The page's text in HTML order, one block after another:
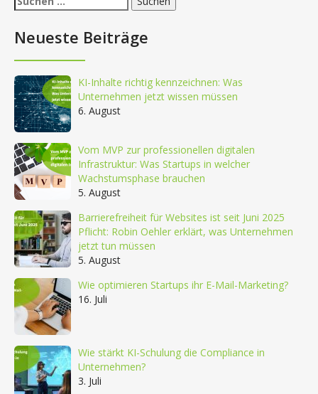
nach:
Neueste Beiträge
KI-Inhalte richtig kennzeichnen: Was
Unternehmen jetzt wissen müssen
6. August
Vom MVP zur professionellen digitalen
Infrastruktur: Was Startups in welcher
Wachstumsphase brauchen
5. August
Barrierefreiheit für Websites ist seit Juni 2025
Pflicht: Robin Oehler erklärt, was Unternehmen
jetzt tun müssen
5. August
Wie optimieren Startups ihr E-Mail-Marketing?
16. Juli
Wie stärkt KI-Schulung die Compliance in
Unternehmen?
3. Juli